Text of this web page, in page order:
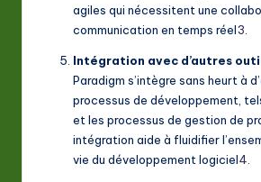
agiles qui nécessitent une
communication en temps réel3
Intégration avec d’autres
Paradigm s’intègre sans heurt à
processus de développement,
et les processus de gestion de
intégration aide à fluidifier
vie du développement logiciel4